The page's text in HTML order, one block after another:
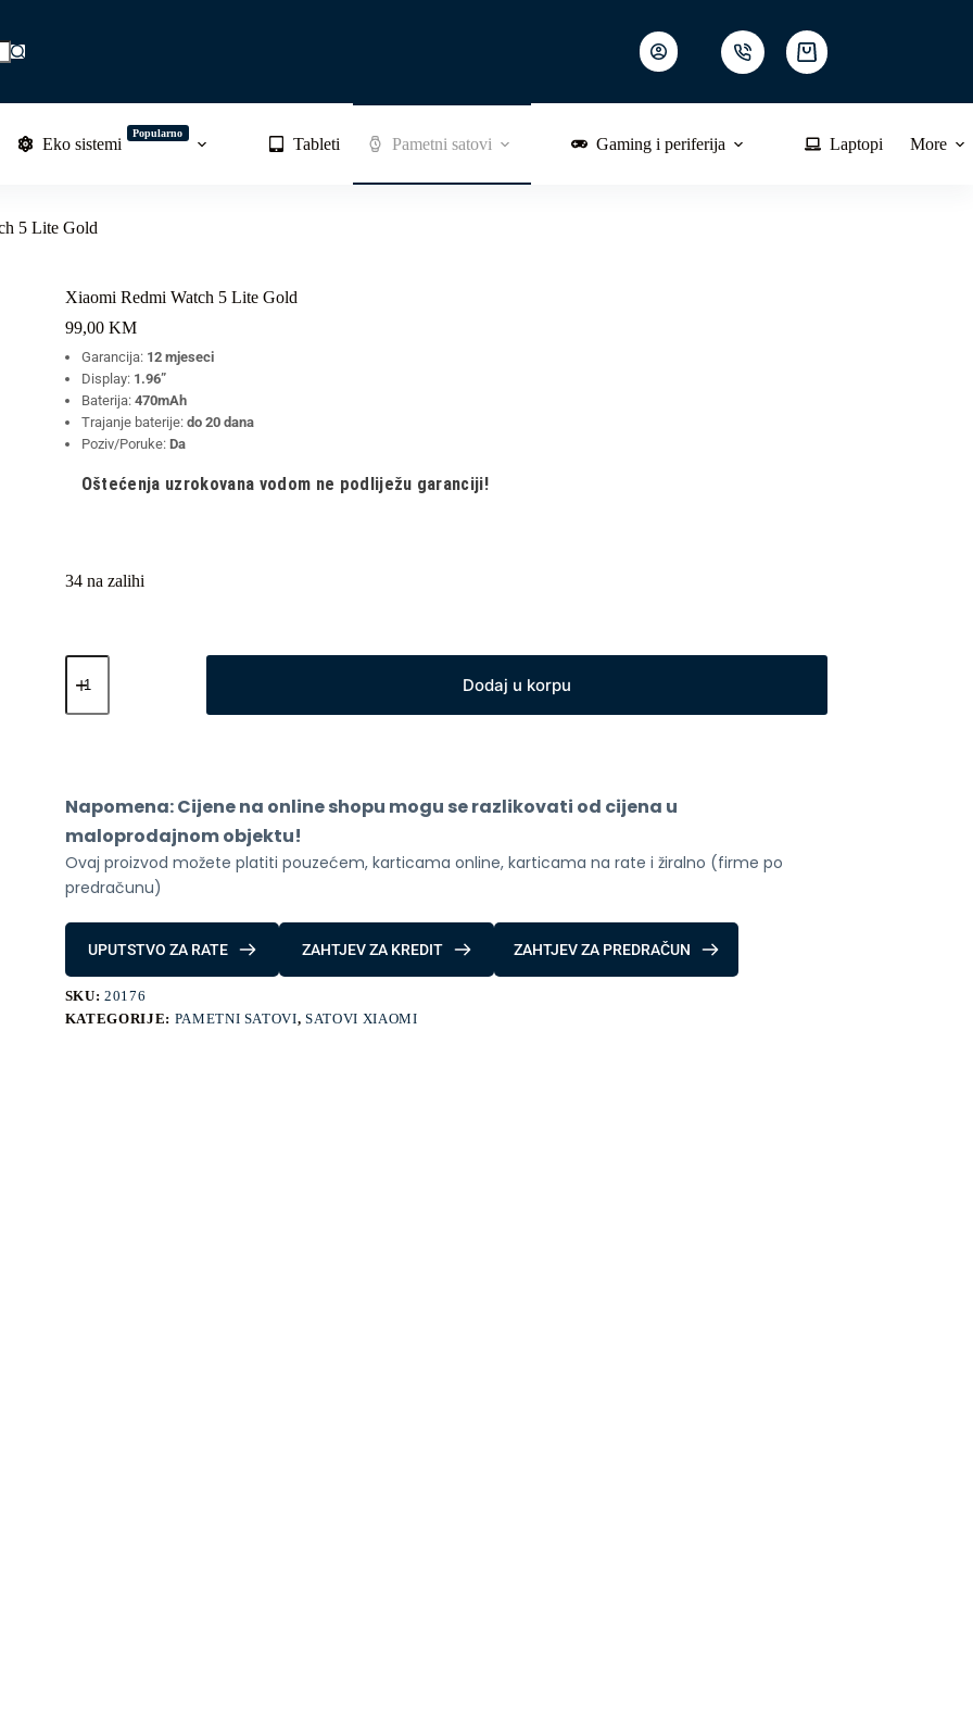
Shopping
cart
Eko sistemi
Popularno
Tableti Pametni satovi Gaming i periferija Laptopi More
5 Lite Gold
Xiaomi Redmi Watch 5 Lite Gold
99,00 KM
Garancija: 12 mjeseci
Display: 1.96”
Baterija: 470mAh
Trajanje baterije: do 20 dana
Poziv/Poruke: Da
Oštećenja uzrokovana vodom ne podliježu garanciji!
34 na zalihi
Xiaomi
Redmi
5
Dodaj u korpu
Napomena: Cijene na online shopu mogu se razlikovati od cijena u
maloprodajnom objektu!
Ovaj proizvod možete platiti pouzećem, karticama online, karticama na rate i žiralno (firme po
predračunu)
UPUTSTVO ZA RATE ZAHTJEV ZA KREDIT ZAHTJEV ZA PREDRAČUN
SKU:20176
KATEGORIJE: PAMETNI SATOVI,SATOVI XIAOMI